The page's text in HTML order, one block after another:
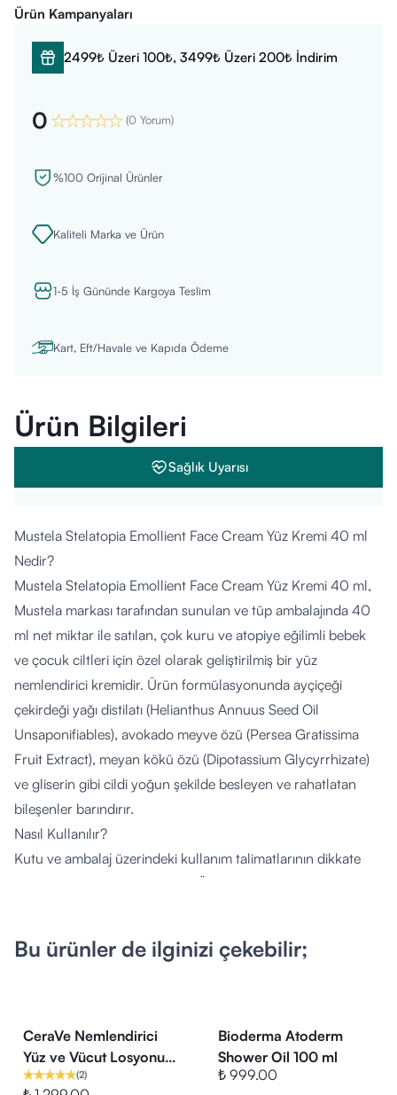
Ürün Kampanyaları
2499₺ Üzeri 100₺, 3499₺ Üzeri 200₺ İndirim
0 (0 Yorum)
%100 Orijinal Ürünler
Kaliteli Marka ve Ürün
1-5 İş Gününde Kargoya Teslim
Kart, Eft/Havale ve Kapıda Ödeme
Ürün Bilgileri
Sağlık Uyarısı
Mustela Stelatopia Emollient Face Cream Yüz Kremi 40 ml
Nedir?
Mustela Stelatopia Emollient Face Cream Yüz Kremi 40 ml,
Mustela markası tarafından sunulan ve tüp ambalajında 40
ml net miktar ile satılan, çok kuru ve atopiye eğilimli bebek
ve çocuk ciltleri için özel olarak geliştirilmiş bir yüz
nemlendirici kremidir. Ürün formülasyonunda ayçiçeği
çekirdeği yağı distilatı (Helianthus Annuus Seed Oil
Unsaponifiables), avokado meyve özü (Persea Gratissima
Fruit Extract), meyan kökü özü (Dipotassium Glycyrrhizate)
ve gliserin gibi cildi yoğun şekilde besleyen ve rahatlatan
bileşenler barındırır.
Nasıl Kullanılır?
Kutu ve ambalaj üzerindeki kullanım talimatlarının dikkate
alınması önem arz etmektedir. Ürün, sabah ve akşam olmak
çevresine uygulama yapılırken doğrudan gözün içerisine
Doktor tavsiyesi ile yenidoğandan itibaren çok kuru, hassas
ve atopiye eğilimli cilt yapısına sahip tüm bebek ve
çocukların kullanımına uygundur. Atopik cilt durumlarında
Bu ürünler de ilginizi çekebilir;
CeraVe Nemlendirici
Yüz ve Vücut Losyonu-
Seramid Ve Hyalüronik
(2)
Bioderma Atoderm
Shower Oil 100 ml
₺ 999.00